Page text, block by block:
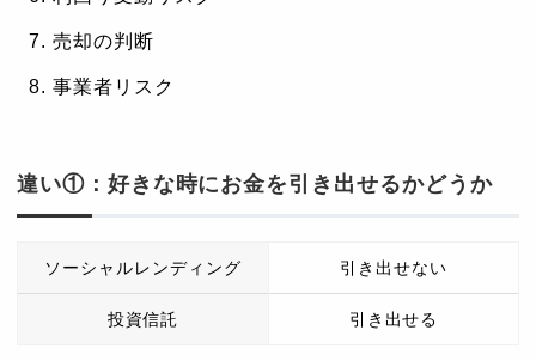
売却の判断
事業者リスク
違い①：好きな時にお金を引き出せるかどうか
ソーシャルレンディング 引き出せない
投資信託 引き出せる